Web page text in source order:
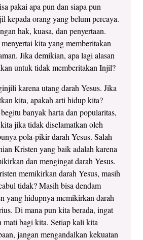
pakai apa pun dan siapa pun
kepada orang yang belum percaya.
hak, kuasa, dan penyertaan.
kita yang memberitakan
Jika demikian, apa lagi alasan
untuk tidak memberitakan Injil?
karena utang darah Yesus. Jika
kita, apakah arti hidup kita?
banyak harta dan popularitas,
jika tidak diselamatkan oleh
pola-pikir darah Yesus. Salah
Kristen yang baik adalah karena
dan mengingat darah Yesus.
memikirkan darah Yesus, masih
tidak? Masih bisa dendam
yang hidupnya memikirkan darah
Di mana pun kita berada, ingat
mati bagi kita. Setiap kali kita
jangan mengandalkan kekuatan